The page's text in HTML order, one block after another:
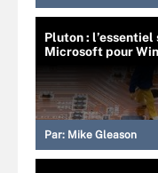
Pluton :
Microsoft pour
Par: Mike Gleason